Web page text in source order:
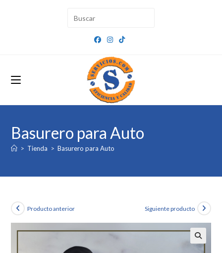
Basurero para Auto
> Tienda > Basurero para Auto
Producto anterior Siguiente producto